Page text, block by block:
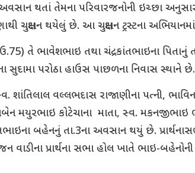
થતાં તેમના પરિવારજનોની ઇચ્છા
ચક્ષુદાન થયેલું છે. આ ચક્ષુદાન ટ્રસ્ટના
તે ભાવેશભાઇ તથા ચંદ્રકાંતભાઇના પિતાનું
પરોઠા હાઉસ પાછળના નિવાસ સ્થાને છે.
શાંતિલાલ વલ્લભદાસ રાજાણીના પત્ની,
મયુરભાઇ કોટેચાના માતા, સ્વ. મકનજીભાઇ
બહેનનું તા.3ના અવસાન થયું છે.
વાડીના પ્રાર્થના સભા હોલ ખાતે ભાઇ-